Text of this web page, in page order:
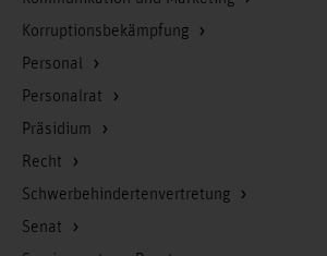
Korruptionsbekämpfung
Personal
Personalrat
Präsidium
Recht
Schwerbehindertenvertretung
Senat